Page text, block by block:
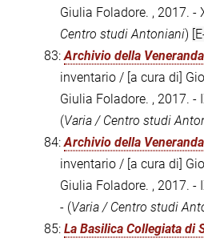
Giulia Foladore. , 2017. -
Centro studi Antoniani)
83:Archivio della
inventario / [a cura di]
Giulia Foladore. , 2017. -
(Varia / Centro studi
84:Archivio della
inventario / [a cura di]
Giulia Foladore. , 2017. -
- (Varia / Centro studi
85: La Basilica Collegiata di